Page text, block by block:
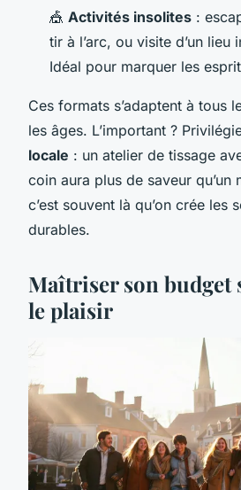
🎪 Activités insolites :
tir à l’arc, ou visite d’un lieu
Idéal pour marquer les
Ces formats s’adaptent à tous
les âges. L’important ?
locale : un atelier de tissage
coin aura plus de saveur qu’un
c’est souvent là qu’on crée les
durables.
Maîtriser son budget
le plaisir